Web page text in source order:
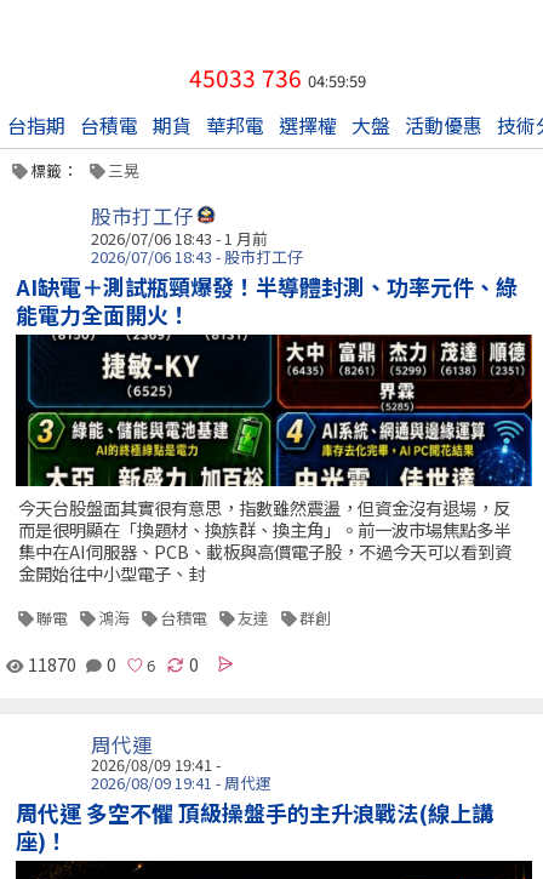
45033 736 04:59:59
台指期 台積電 期貨 華邦電 選擇權 大盤 活動優惠 技術
標籤： 三晃
股市打工仔
2026/07/06 18:43 - 1 月前
2026/07/06 18:43 - 股市打工仔
AI缺電＋測試瓶頸爆發！半導體封測、功率元件、綠
能電力全面開火！
今天台股盤面其實很有意思，指數雖然震盪，但資金沒有退場，反
而是很明顯在「換題材、換族群、換主角」。前一波市場焦點多半
集中在AI伺服器、PCB、載板與高價電子股，不過今天可以看到資
金開始往中小型電子、封
聯電 鴻海 台積電 友達 群創
11870 0 0
周代運
2026/08/09 19:41 -
2026/08/09 19:41 - 周代運
周代運 多空不懼 頂級操盤手的主升浪戰法(線上講
座)！